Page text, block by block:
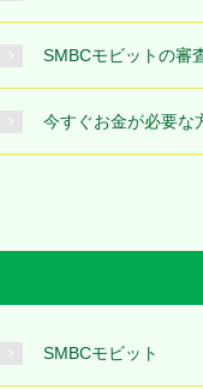
SMBCモビットの審
今すぐお金が必要な
SMBCモビット